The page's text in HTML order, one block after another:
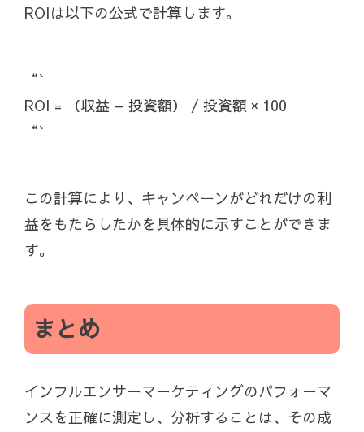
ROIは以下の公式で計算します。
“`
ROI = （収益 – 投資額） / 投資額 × 100
“`
この計算により、キャンペーンがどれだけの利
益をもたらしたかを具体的に示すことができま
す。
まとめ
インフルエンサーマーケティングのパフォーマ
ンスを正確に測定し、分析することは、その成